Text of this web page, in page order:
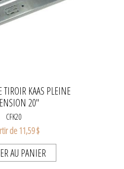
TIROIR KAAS PLEINE
20"
CFK20
de 11,59 $
AU PANIER